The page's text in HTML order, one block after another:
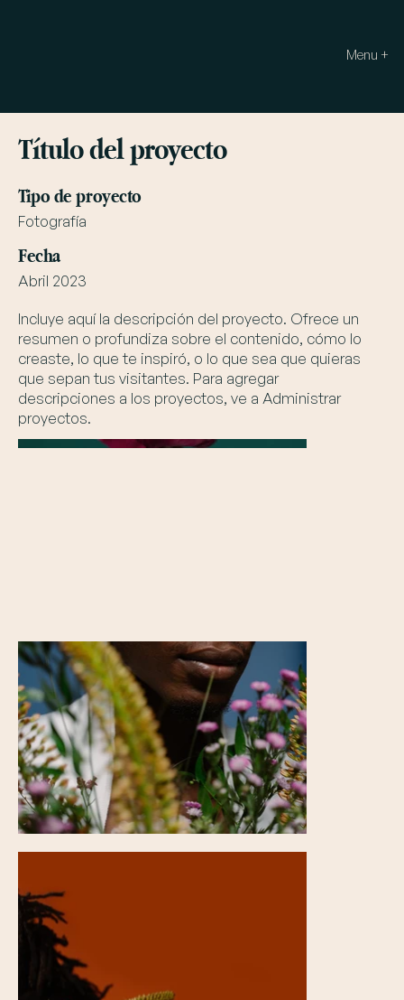
Menu +
Título del proyecto
Tipo de proyecto
Fotografía
Fecha
Abril 2023
Incluye aquí la descripción del proyecto. Ofrece un
resumen o profundiza sobre el contenido, cómo lo
creaste, lo que te inspiró, o lo que sea que quieras
que sepan tus visitantes. Para agregar
descripciones a los proyectos, ve a Administrar
proyectos.